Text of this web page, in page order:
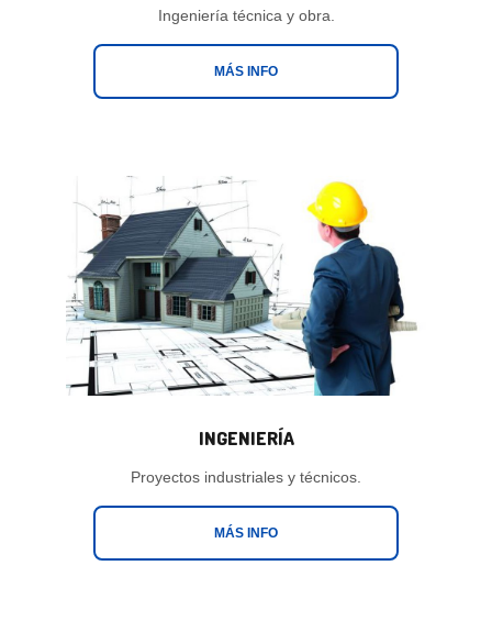
Ingeniería técnica y obra.
MÁS INFO
INGENIERÍA
Proyectos industriales y técnicos.
MÁS INFO